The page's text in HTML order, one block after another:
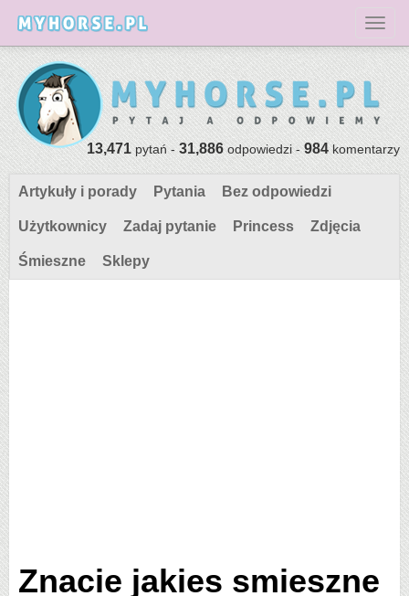
13,471pytań -31,886odpowiedzi -984komentarzy
Artykuły i porady Pytania Bez odpowiedzi
Użytkownicy Zadaj pytanie Princess Zdjęcia
Śmieszne Sklepy
Znacie jakies smieszne